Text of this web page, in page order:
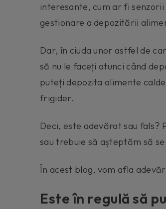
interesante, cum ar fi
gestionare a depozitării
Dar, în ciuda unor astfel de
să nu le faceți atunci când
puteți depozita alimente
frigider.
Deci, este adevărat sau
sau trebuie să așteptăm să
În acest blog, vom afla
Este în regulă să